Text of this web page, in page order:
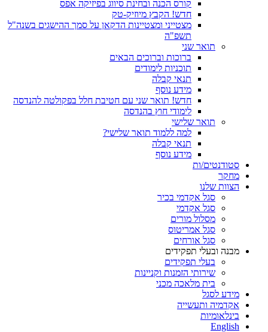
קורס הכנה ובחינת סיווג בפיזיקה אפס
חדש! הקבץ מיוזיק-טק
מצטייני ומצטיינות הדקאן על סמך ההישגים בשנה"ל
תשפ"ה
תואר שני
ברוכות וברוכים הבאים
תוכניות לימודים
תנאי קבלה
מידע נוסף
חדש! תואר שני עם חטיבת חלל בפקולטה להנדסה
לימודי חוץ בהנדסה
תואר שלישי
למה ללמוד תואר שלישי?
תנאי קבלה
מידע נוסף
סטודנטים/ות
מחקר
הצוות שלנו
סגל אקדמי בכיר
סגל אקדמי
מסלול מורים
סגל אמריטוס
סגל אורחים
מבנה ובעלי תפקידים
בעלי תפקידים
שירותי הזמנות וקניינות
בית מלאכה מכני
מידע לסגל
אקדמיה ותעשייה
בינלאומיות
English